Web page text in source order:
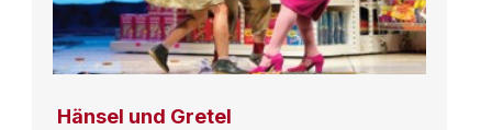
Hänsel und Gretel